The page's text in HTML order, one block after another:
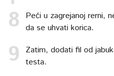
Peći u zagrejanoj rerni,
da se uhvati korica.
Zatim, dodati fil od
testa.